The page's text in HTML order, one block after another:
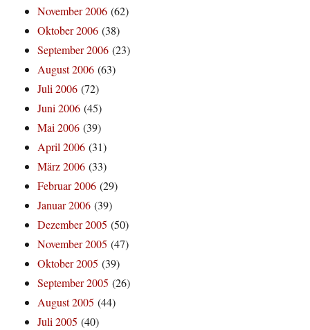
November 2006 (62)
Oktober 2006 (38)
September 2006 (23)
August 2006 (63)
Juli 2006 (72)
Juni 2006 (45)
Mai 2006 (39)
April 2006 (31)
März 2006 (33)
Februar 2006 (29)
Januar 2006 (39)
Dezember 2005 (50)
November 2005 (47)
Oktober 2005 (39)
September 2005 (26)
August 2005 (44)
Juli 2005 (40)